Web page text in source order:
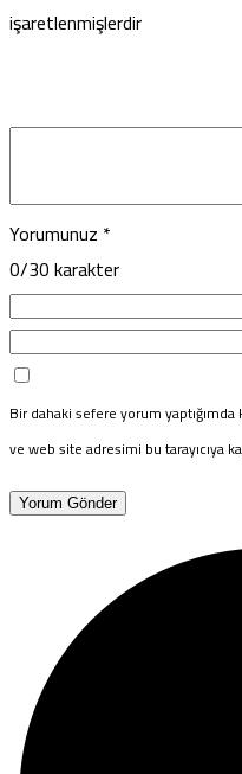
işaretlenmişlerdir
Yorumunuz *
0/30 karakter
Bir dahaki sefere yorum
ve web site adresimi bu tarayıcıya
Yorum Gönder